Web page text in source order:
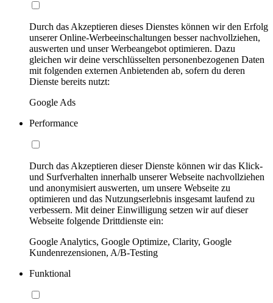
Durch das Akzeptieren dieses Dienstes können wir den Erfolg
unserer Online-Werbeeinschaltungen besser nachvollziehen,
auswerten und unser Werbeangebot optimieren. Dazu
gleichen wir deine verschlüsselten personenbezogenen Daten
mit folgenden externen Anbietenden ab, sofern du deren
Dienste bereits nutzt:
Google Ads
Performance
Durch das Akzeptieren dieser Dienste können wir das Klick-
und Surfverhalten innerhalb unserer Webseite nachvollziehen
und anonymisiert auswerten, um unsere Webseite zu
optimieren und das Nutzungserlebnis insgesamt laufend zu
verbessern. Mit deiner Einwilligung setzen wir auf dieser
Webseite folgende Drittdienste ein:
Google Analytics, Google Optimize, Clarity, Google
Kundenrezensionen, A/B-Testing
Funktional